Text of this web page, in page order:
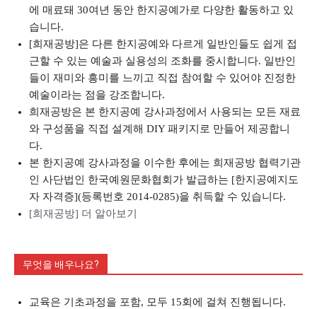
에 매료돼 30여년 동안 한지공예가로 다양한 활동하고 있
습니다.
[희재공방]은 다른 한지공예와 다르게 일반인들도 쉽게 접
근할 수 있는 예술과 실용성의 조화를 중시합니다. 일반인
들이 재미와 흥미를 느끼고 직접 참여할 수 있어야 진정한
예술이라는 점을 강조합니다.
희재공방은 본 한지공예 강사과정에서 사용되는 모든 재료
와 구성품을 직접 설계해 DIY 패키지로 만들어 제공합니
다.
본 한지공예 강사과정을 이수한 후에는 희재공방 협력기관
인 사단법인 한국예원문화협회가 발급하는 [한지공예지도
자 자격증](등록번호 2014-0285)을 취득할 수 있습니다.
[희재공방] 더 알아보기
무엇을 배우나요?
교육은 기초과정을 포함, 모두 15회에 걸쳐 진행됩니다.